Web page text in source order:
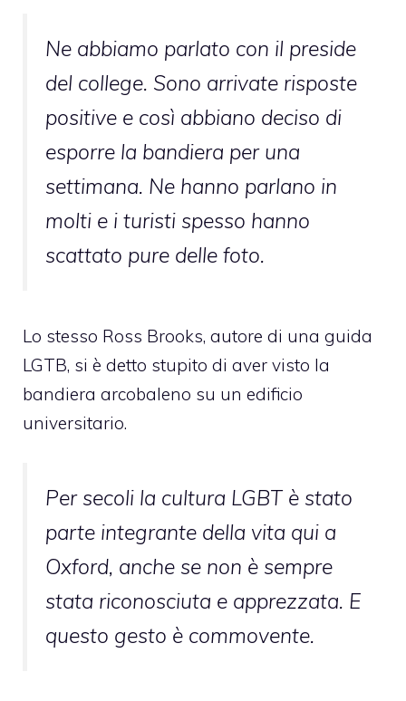
Ne abbiamo parlato con il preside
del college. Sono arrivate risposte
positive e così abbiano deciso di
esporre la bandiera per una
settimana. Ne hanno parlano in
molti e i turisti spesso hanno
scattato pure delle foto.
Lo stesso Ross Brooks, autore di una guida
LGTB, si è detto stupito di aver visto la
bandiera arcobaleno su un edificio
universitario.
Per secoli la cultura LGBT è stato
parte integrante della vita qui a
Oxford, anche se non è sempre
stata riconosciuta e apprezzata. E
questo gesto è commovente.